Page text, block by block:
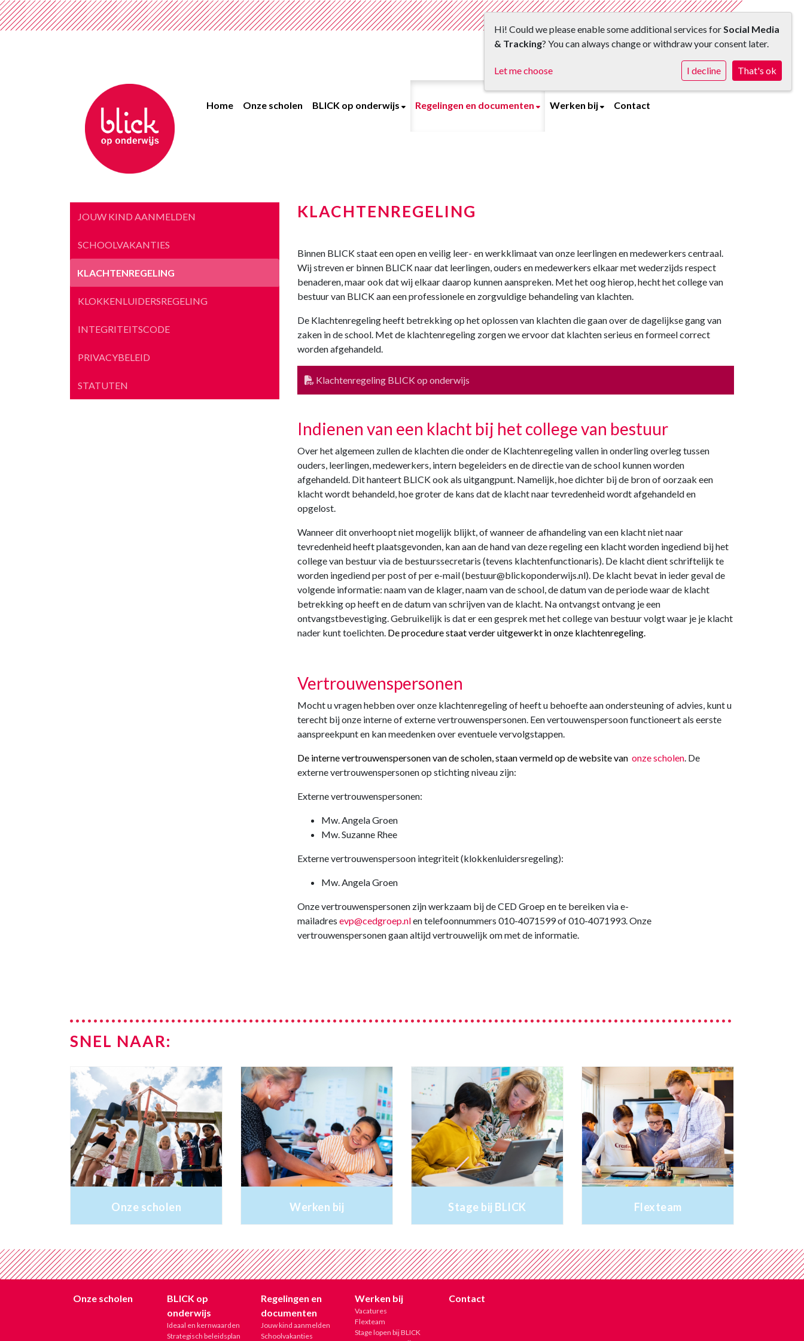
Home Onze scholen BLICK op onderwijs Regelingen en documenten Werken bij Contact
JOUW KIND AANMELDEN
SCHOOLVAKANTIES
KLACHTENREGELING
KLOKKENLUIDERSREGELING
INTEGRITEITSCODE
PRIVACYBELEID
STATUTEN
KLACHTENREGELING
Binnen BLICK staat een open en veilig leer- en werkklimaat van onze leerlingen en medewerkers centraal.
Wij streven er binnen BLICK naar dat leerlingen, ouders en medewerkers elkaar met wederzijds respect
benaderen, maar ook dat wij elkaar daarop kunnen aanspreken. Met het oog hierop, hecht het college van
bestuur van BLICK aan een professionele en zorgvuldige behandeling van klachten.
De Klachtenregeling heeft betrekking op het oplossen van klachten die gaan over de dagelijkse gang van
zaken in de school. Met de klachtenregeling zorgen we ervoor dat klachten serieus en formeel correct
worden afgehandeld.
Klachtenregeling BLICK op onderwijs
Indienen van een klacht bij het college van bestuur
Over het algemeen zullen de klachten die onder de Klachtenregeling vallen in onderling overleg tussen
ouders, leerlingen, medewerkers, intern begeleiders en de directie van de school kunnen worden
afgehandeld. Dit hanteert BLICK ook als uitgangpunt. Namelijk, hoe dichter bij de bron of oorzaak een
klacht wordt behandeld, hoe groter de kans dat de klacht naar tevredenheid wordt afgehandeld en
opgelost.
Wanneer dit onverhoopt niet mogelijk blijkt, of wanneer de afhandeling van een klacht niet naar
tevredenheid heeft plaatsgevonden, kan aan de hand van deze regeling een klacht worden ingediend bij het
college van bestuur via de bestuurssecretaris (tevens klachtenfunctionaris). De klacht dient schriftelijk te
worden ingediend per post of per e-mail (bestuur@blickoponderwijs.nl). De klacht bevat in ieder geval de
volgende informatie: naam van de klager, naam van de school, de datum van de periode waar de klacht
betrekking op heeft en de datum van schrijven van de klacht. Na ontvangst ontvang je een
ontvangstbevestiging. Gebruikelijk is dat er een gesprek met het college van bestuur volgt waar je je klacht
nader kunt toelichten. De procedure staat verder uitgewerkt in onze klachtenregeling.
Vertrouwenspersonen
Mocht u vragen hebben over onze klachtenregeling of heeft u behoefte aan ondersteuning of advies, kunt u
terecht bij onze interne of externe vertrouwenspersonen. Een vertouwenspersoon functioneert als eerste
aanspreekpunt en kan meedenken over eventuele vervolgstappen.
De interne vertrouwenspersonen van de scholen, staan vermeld op de website van onze scholen. De
externe vertrouwenspersonen op stichting niveau zijn:
Externe vertrouwenspersonen:
Mw. Angela Groen
Mw. Suzanne Rhee
Externe vertrouwenspersoon integriteit (klokkenluidersregeling):
Mw. Angela Groen
Onze vertrouwenspersonen zijn werkzaam bij de CED Groep en te bereiken via e-
mailadres evp@cedgroep.nlen telefoonnummers 010-4071599 of 010-4071993. Onze
vertrouwenspersonen gaan altijd vertrouwelijk om met de informatie.
SNEL NAAR:
Onze scholen Werken bij Stage bij BLICK Flexteam
Onze scholen
BLICK op
onderwijs
Ideaal en kernwaarden
Strategisch beleidsplan
Regelingen en
documenten
Jouw kind aanmelden
Schoolvakanties
Werken bij
Vacatures
Flexteam
Stage lopen bij BLICK
Contact
Hi! Could we please enable some additional services forSocial Media
& Tracking? You can always change or withdraw your consent later.
Let me choose I decline That's ok